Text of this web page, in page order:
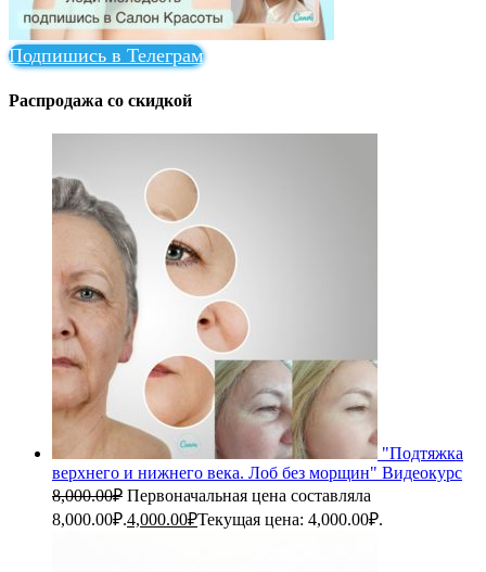
Подпишись в Телеграм
Распродажа со скидкой
"Подтяжка
верхнего и нижнего века. Лоб без морщин" Видеокурс
8,000.00₽ Первоначальная цена составляла
8,000.00₽.4,000.00₽Текущая цена: 4,000.00₽.